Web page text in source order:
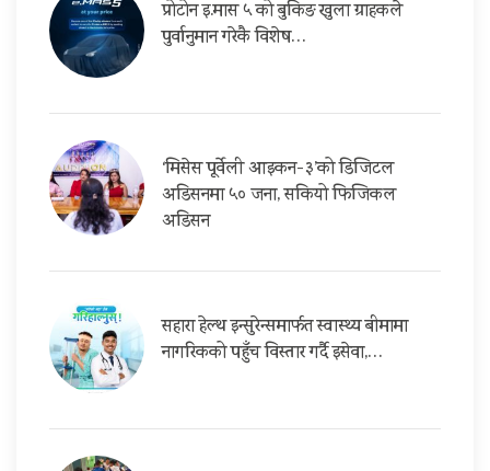
प्रोटोन इ.मास ५ को बुकिङ खुला ग्राहकले
पुर्वानुमान गरेकै विशेष…
‘मिसेस पूर्वेली आइकन-३’को डिजिटल
अडिसनमा ५० जना, सकियो फिजिकल
अडिसन
सहारा हेल्थ इन्सुरेन्समार्फत स्वास्थ्य बीमामा
नागरिकको पहुँच विस्तार गर्दै इसेवा,…